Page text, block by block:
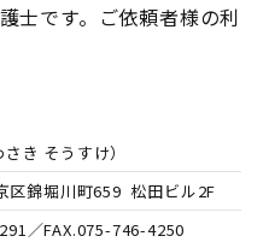
士です。ご依頼者様の利
さき そうすけ）
区錦堀川町659 松田ビル2F
／FAX.075-746-4250